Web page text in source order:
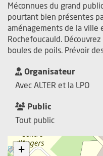
Méconnues du grand
pourtant bien présentes
aménagements de la ville
Rochefoucauld.
boules de poils. Prévoir
Organisateur
Avec ALTER et la LPO
Public
Tout public
+